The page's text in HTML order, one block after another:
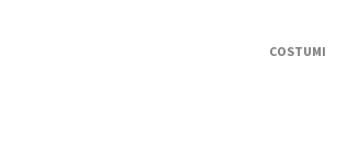
COSTUMI